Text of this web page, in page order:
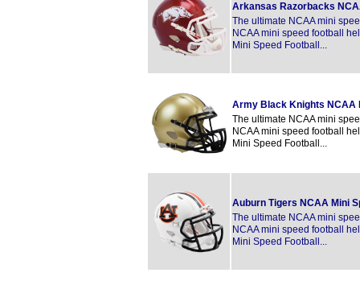
Arkansas Razorbacks
The ultimate NCAA mini
NCAA mini speed football
Mini Speed Football...
Army Black Knights NCAA
The ultimate NCAA mini
NCAA mini speed football
Mini Speed Football...
Auburn Tigers NCAA Mini
The ultimate NCAA mini
NCAA mini speed football
Mini Speed Football...